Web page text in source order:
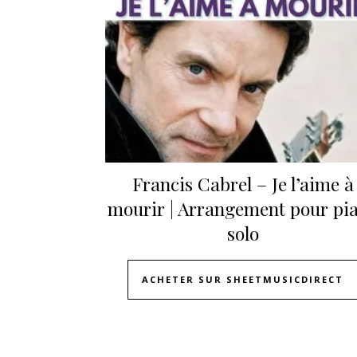
Francis Cabrel – Je l’aime à
mourir | Arrangement pour
solo
ACHETER SUR SHEETMUSICDIRECT